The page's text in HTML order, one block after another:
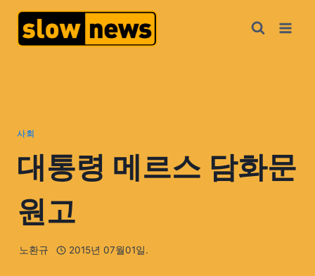
사회
대통령 메르스 담화문
원고
노환규 2015년 07월01일.